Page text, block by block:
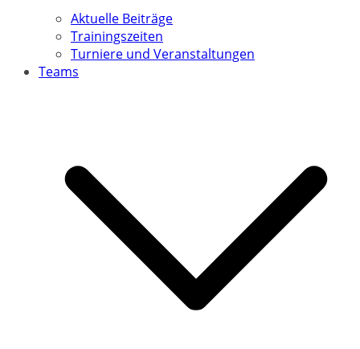
Aktuelle Beiträge
Trainingszeiten
Turniere und Veranstaltungen
Teams